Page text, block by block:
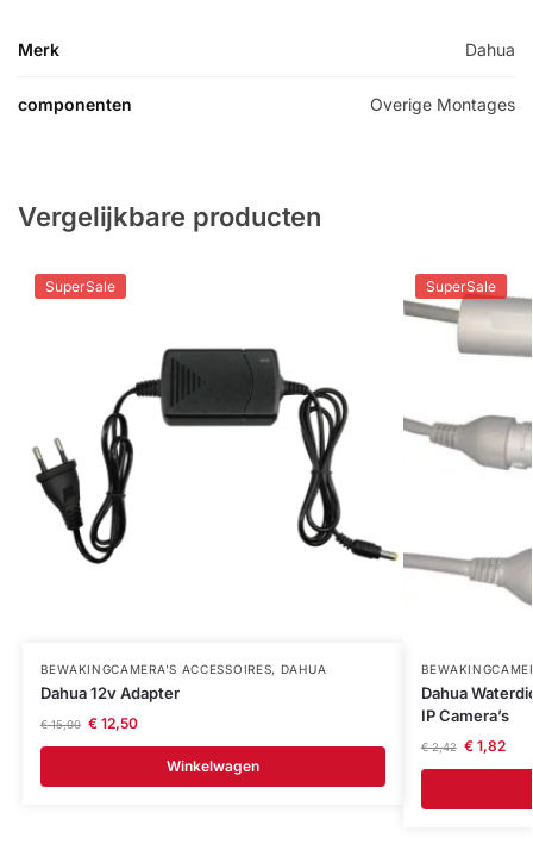
Merk Dahua
componenten Overige Montages
Vergelijkbare producten
SuperSale
BEWAKINGCAMERA'S ACCESSOIRES, DAHUA
Dahua 12v Adapter
€15,00 €12,50
Winkelwagen
SuperSale
Dahua
IP Camera’s
€2,42 €1,82